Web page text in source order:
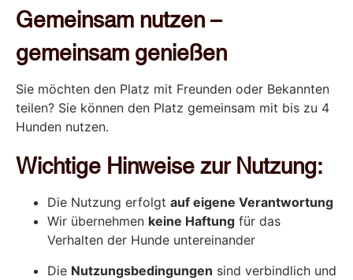
Gemeinsam nutzen –
gemeinsam genießen
Sie möchten den Platz mit Freunden oder Bekannten
teilen? Sie können den Platz gemeinsam mit bis zu 4
Hunden nutzen.
Wichtige Hinweise zur Nutzung:
Die Nutzung erfolgt auf eigene Verantwortung
Wir übernehmen keine Haftung für das
Verhalten der Hunde untereinander
Die Nutzungsbedingungen sind verbindlich und